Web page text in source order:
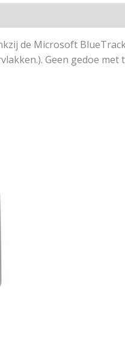
de Microsoft
Geen gedoe met